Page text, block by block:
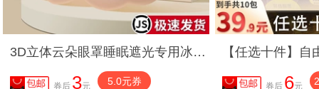
3D立体云朵眼罩睡眠遮光专用冰感透气男女缓解眼疲劳学生午睡护眼
券后 3元 5.0元券 券后 6元